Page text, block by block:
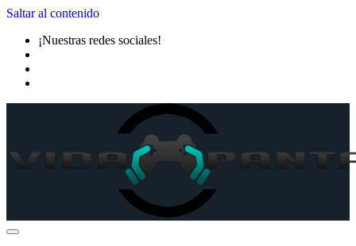
Saltar al contenido
¡Nuestras redes sociales!